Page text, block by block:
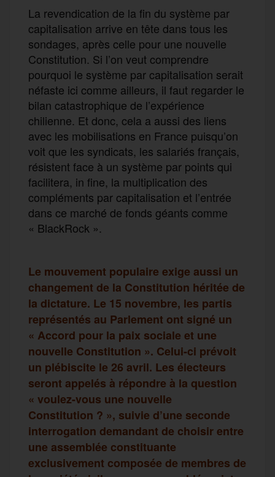
La revendication de la fin du système par
capitalisation arrive en tête dans tous les
sondages, après celle pour une nouvelle
Constitution. Si l’on veut comprendre
pourquoi le système par capitalisation serait
néfaste ici comme ailleurs, il faut regarder le
bilan catastrophique de l’expérience
chilienne. Et donc, cela a aussi des liens
avec les mobilisations en France puisqu’on
voit que les syndicats, les salariés français,
résistent face à un système par points qui
facilitera, in fine, la multiplication des
compléments par capitalisation et l’entrée
dans ce marché de fonds géants comme
« BlackRock ».
Le mouvement populaire exige aussi un
changement de la Constitution héritée de
la dictature. Le 15 novembre, les partis
représentés au Parlement ont signé un
« Accord pour la paix sociale et une
nouvelle Constitution ». Celui-ci prévoit
un plébiscite le 26 avril. Les électeurs
seront appelés à répondre à la question
« voulez-vous une nouvelle
Constitution ? », suivie d’une seconde
interrogation demandant de choisir entre
une assemblée constituante
exclusivement composée de membres de